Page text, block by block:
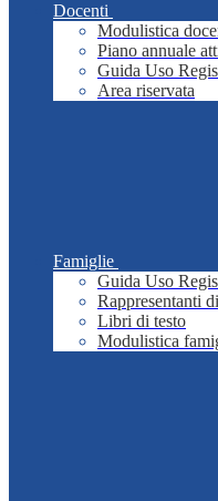
Docenti
Modulistica
Piano annuale
Guida Uso
Area riservata
Famiglie
Guida Uso
Rappresentanti
Libri di testo
Modulistica